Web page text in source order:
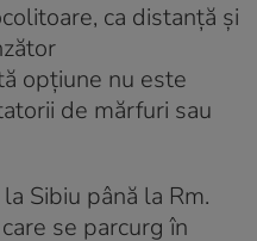
ca distanță și
opțiune nu este
de mărfuri sau
Sibiu până la Rm.
se parcurg în